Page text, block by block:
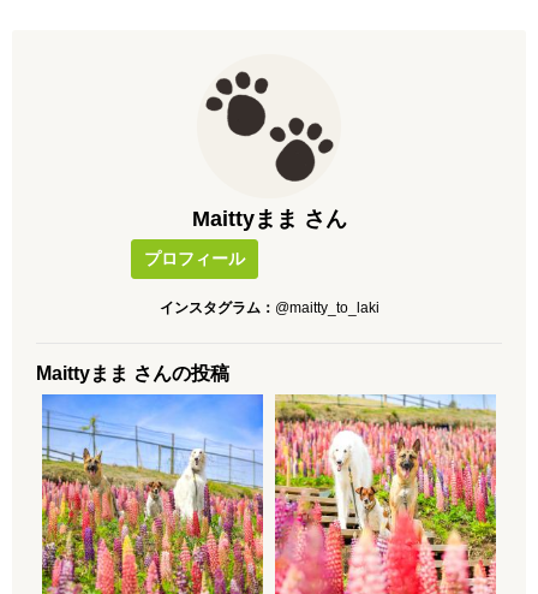
Maittyまま さん
プロフィール
インスタグラム： @maitty_to_laki
Maittyまま さんの投稿